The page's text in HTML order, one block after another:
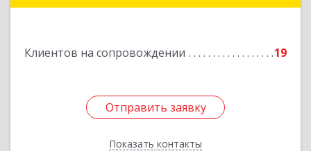
Клиентов на сопровождении 19
Отправить заявку
Показать контакты
Подробнее
Отправить заявку
Назад